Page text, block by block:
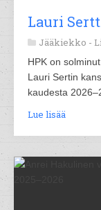
Lauri
Jääkiekko -
HPK on
Lauri Sertin
kaudesta
Lue lisää